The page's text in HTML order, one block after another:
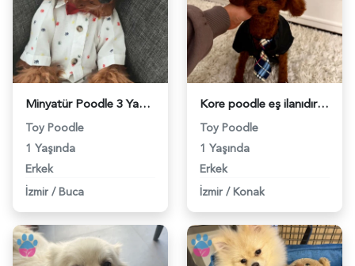
Minyatür Poodle 3 Yaşında Eş Arıyor - 118984447
Toy Poodle
1 Yaşında
Erkek
İzmir / Buca
Kore poodle eş ilanıdır gelin adayı arıyoruz - 118976425
Toy Poodle
1 Yaşında
Erkek
İzmir / Konak